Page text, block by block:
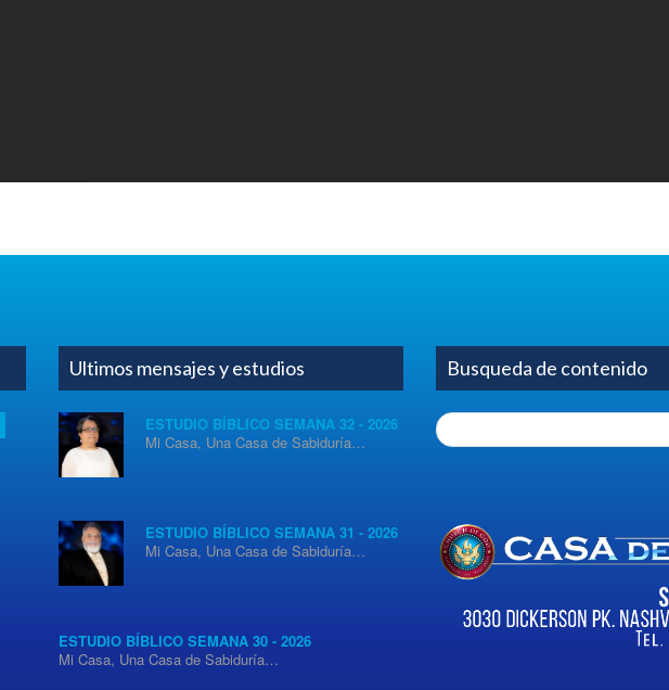
Ultimos mensajes y estudios
ESTUDIO BÍBLICO SEMANA 32 - 2026
Mi Casa, Una Casa de Sabiduría…
ESTUDIO BÍBLICO SEMANA 31 - 2026
Mi Casa, Una Casa de Sabiduría…
ESTUDIO BÍBLICO SEMANA 30 - 2026
Mi Casa, Una Casa de Sabiduría…
Busqueda de contenido
Search
for: